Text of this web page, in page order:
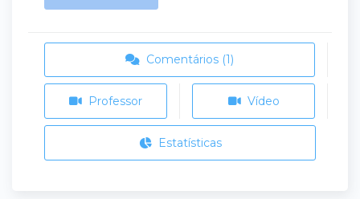
Comentários (1)
Professor Vídeo
Estatísticas